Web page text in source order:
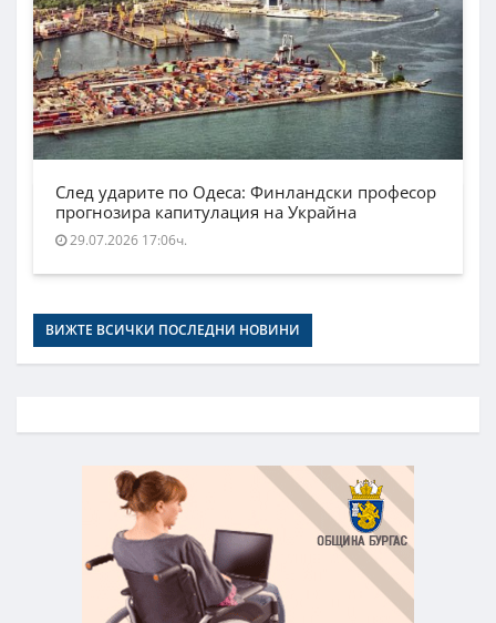
След ударите по Одеса: Финландски професор
прогнозира капитулация на Украйна
29.07.2026 17:06ч.
ВИЖТЕ ВСИЧКИ ПОСЛЕДНИ НОВИНИ